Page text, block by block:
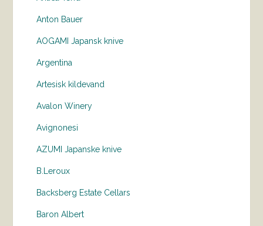
Anton Bauer
AOGAMI Japansk knive
Argentina
Artesisk kildevand
Avalon Winery
Avignonesi
AZUMI Japanske knive
B.Leroux
Backsberg Estate Cellars
Baron Albert